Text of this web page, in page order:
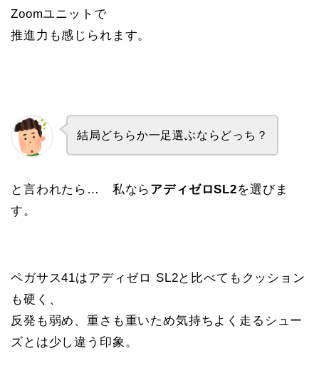
Zoomユニットで
推進力も感じられます。
結局どちらか一足選ぶならどっち？
と言われたら… 私なら アディゼロSL2を選びま
す。
ペガサス41はアディゼロ SL2と比べてもクッション
も硬く、
反発も弱め、重さも重いため気持ちよく走るシュー
ズとは少し違う印象。